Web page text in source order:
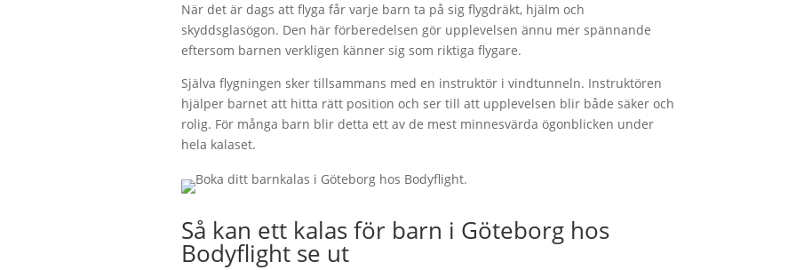
När det är dags att flyga får varje barn ta på sig flygdräkt, hjälm och
skyddsglasögon. Den här förberedelsen gör upplevelsen ännu mer spännande
eftersom barnen verkligen känner sig som riktiga flygare.
Själva flygningen sker tillsammans med en instruktör i vindtunneln. Instruktören
hjälper barnet att hitta rätt position och ser till att upplevelsen blir både säker och
rolig. För många barn blir detta ett av de mest minnesvärda ögonblicken under
hela kalaset.
Så kan ett kalas för barn i Göteborg hos
Bodyflight se ut